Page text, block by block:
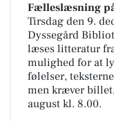
Fælleslæsning
Tirsdag den 9.
Dyssegård
læses litteratur
mulighed for at
følelser,
men kræver
august kl. 8.00.